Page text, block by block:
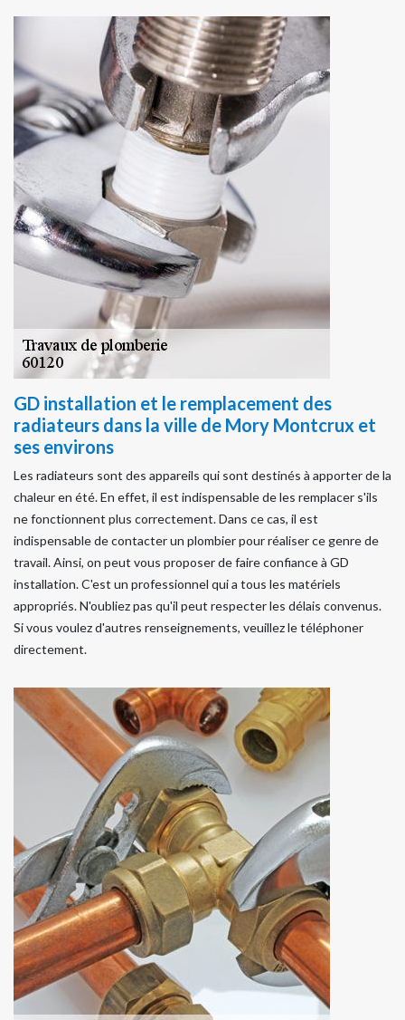
GD installation et le remplacement des
radiateurs dans la ville de Mory Montcrux et
ses environs
Les radiateurs sont des appareils qui sont destinés à apporter de la
chaleur en été. En effet, il est indispensable de les remplacer s'ils
ne fonctionnent plus correctement. Dans ce cas, il est
indispensable de contacter un plombier pour réaliser ce genre de
travail. Ainsi, on peut vous proposer de faire confiance à GD
installation. C'est un professionnel qui a tous les matériels
appropriés. N'oubliez pas qu'il peut respecter les délais convenus.
Si vous voulez d'autres renseignements, veuillez le téléphoner
directement.